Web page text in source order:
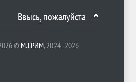
Ввысь, пожалуйста
©М.ГРИМ, 2024–2026